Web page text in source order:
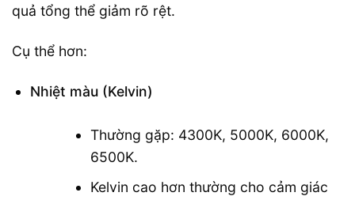
quả tổng thể giảm rõ rệt.
Cụ thể hơn:
Nhiệt màu (Kelvin)
Thường gặp: 4300K, 5000K, 6000K,
6500K.
Kelvin cao hơn thường cho cảm giác